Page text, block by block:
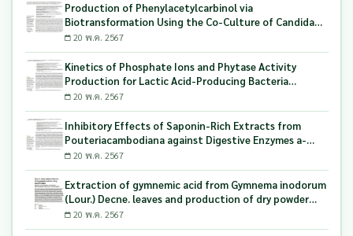
Production of Phenylacetylcarbinol via
Biotransformation Using the Co-Culture of Candida
tropicalis TISTR 5306 and Saccharomyces cerevisiae
TISTR 5606 as the Biocatalyst
20 พ.ค. 2567
Kinetics of Phosphate Ions and Phytase Activity
Production for Lactic Acid-Producing Bacteria
Utilizing Milling and Whitening Stages Rice Bran as
Biopolymer Substrates
20 พ.ค. 2567
Inhibitory Effects of Saponin-Rich Extracts from
Pouteriacambodiana against Digestive Enzymes a-
Glucosidase and Pancreatic Lipase
20 พ.ค. 2567
Extraction of gymnemic acid from Gymnema inodorum
(Lour.) Decne. leaves and production of dry powder
extract using maltodextrin
20 พ.ค. 2567